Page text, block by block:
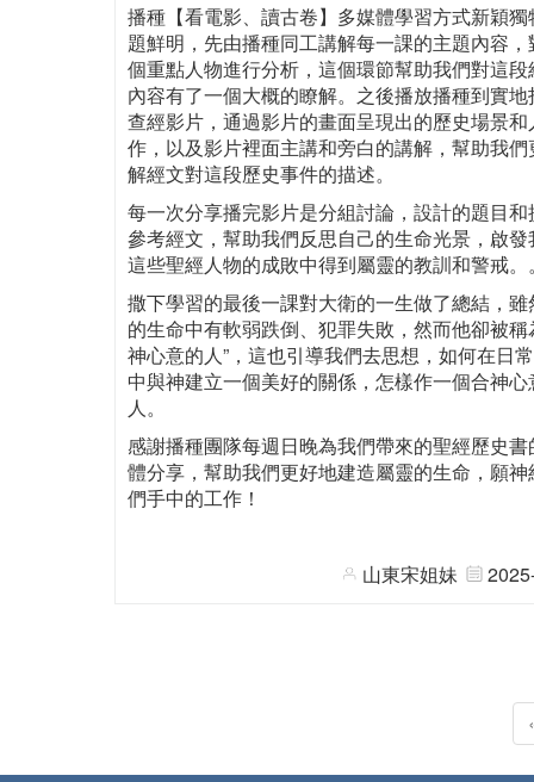
播種【看電影、讀古卷】多媒體學習方式新穎獨
題鮮明，先由播種同工講解每一課的主題內容，
個重點人物進行分析，這個環節幫助我們對這段
內容有了一個大概的瞭解。之後播放播種到實地
查經影片，通過影片的畫面呈現出的歷史場景和
作，以及影片裡面主講和旁白的講解，幫助我們
解經文對這段歷史事件的描述。
每一次分享播完影片是分組討論，設計的題目和
參考經文，幫助我們反思自己的生命光景，啟發
這些聖經人物的成敗中得到屬靈的教訓和警戒。
撒下學習的最後一課對大衛的一生做了總結，雖
的生命中有軟弱跌倒、犯罪失敗，然而他卻被稱
神心意的人”，這也引導我們去思想，如何在日
中與神建立一個美好的關係，怎樣作一個合神心
人。
感謝播種團隊每週日晚為我們帶來的聖經歷史書
體分享，幫助我們更好地建造屬靈的生命，願神
們手中的工作！
山東宋姐妹